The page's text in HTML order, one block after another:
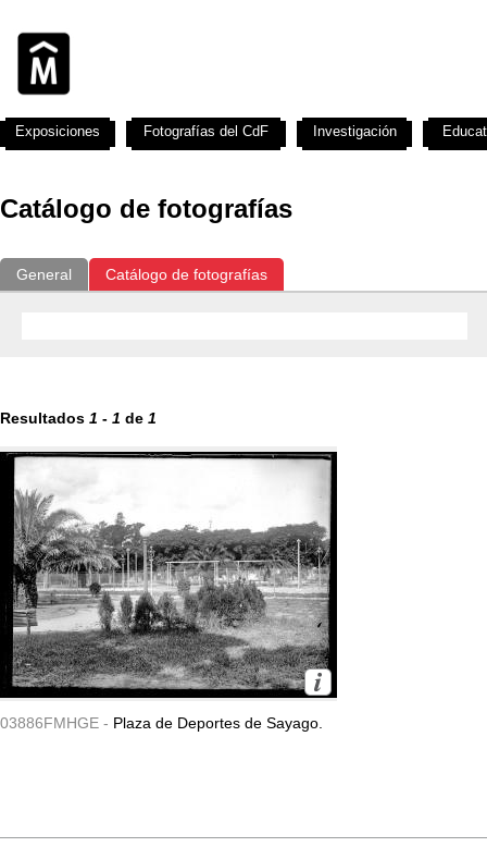
Catálogo de fotografías
General Catálogo de fotografías
Resultados 1 - 1 de 1
03886FMHGE - Plaza de Deportes de Sayago.
Exposiciones Fotografías del CdF Investigación